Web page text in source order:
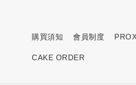
購買須知 會員制度
CAKE ORDER